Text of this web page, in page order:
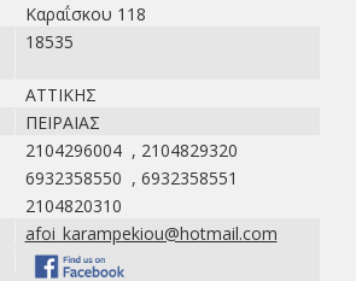
Καραΐσκου 118
18535
ΑΤΤΙΚΗΣ
ΠΕΙΡΑΙΑΣ
2104296004 , 2104829320
6932358550 , 6932358551
2104820310
afoi_karampekiou@hotmail.com